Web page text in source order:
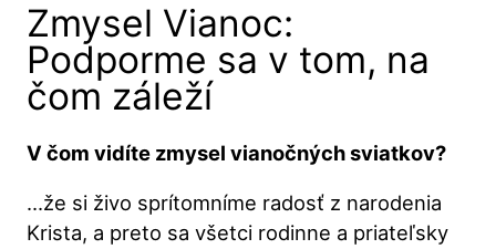
Zmysel Vianoc:
Podporme sa v tom, na
čom záleží
V čom vidíte zmysel vianočných sviatkov?
…že si živo sprítomníme radosť z narodenia
Krista, a preto sa všetci rodinne a priateľsky